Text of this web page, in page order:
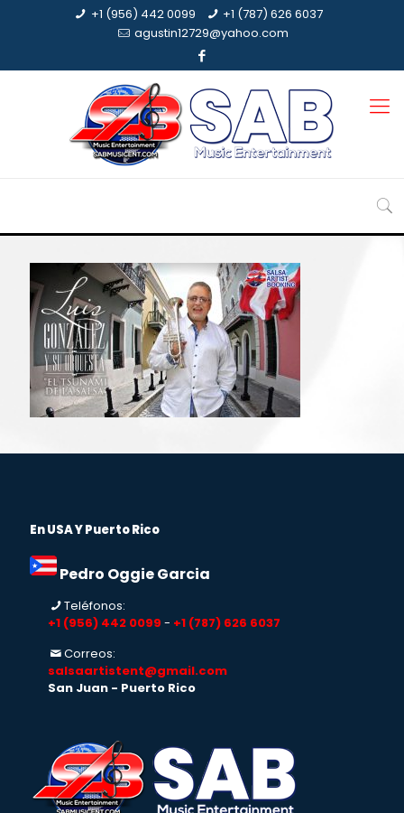
+1 (956) 442 0099
+1 (787) 626 6037
agustin12729@yahoo.com
En USA Y Puerto Rico
Pedro Oggie Garcia
Teléfonos:
+1 (956) 442 0099 - +1 (787) 626 6037
Correos:
salsaartistent@gmail.com
San Juan - Puerto Rico